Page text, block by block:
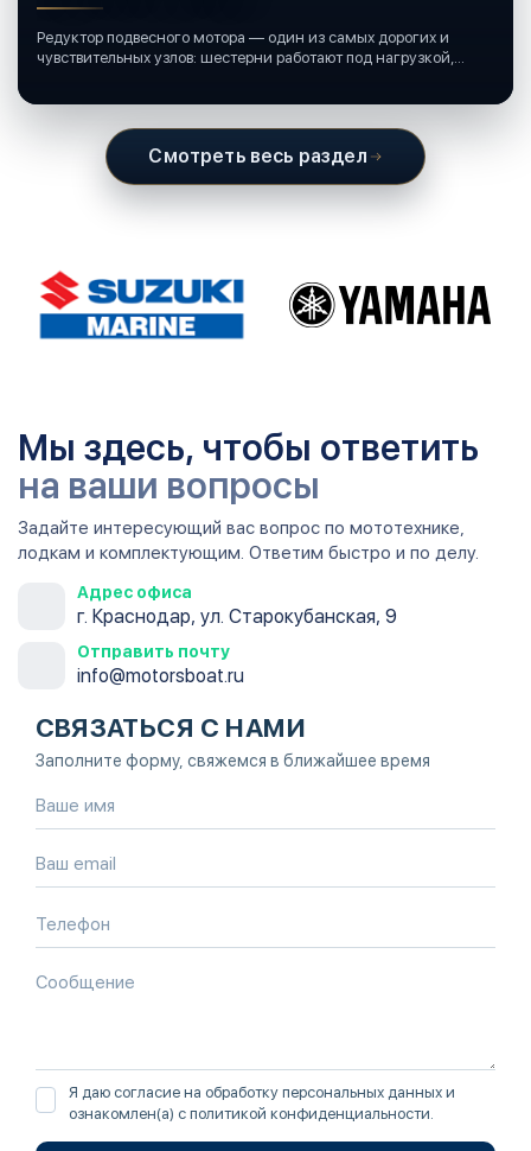
Редуктор подвесного мотора — один из самых дорогих и
чувствительных узлов: шестерни работают под нагрузкой,
Смотреть весь раздел
Мы здесь, чтобы ответить
на ваши вопросы
Задайте интересующий вас вопрос по мототехнике,
лодкам и комплектующим. Ответим быстро и по делу.
Адрес офиса
г. Краснодар, ул. Старокубанская, 9
Отправить почту
info@motorsboat.ru
СВЯЗАТЬСЯ С НАМИ
Заполните форму, свяжемся в ближайшее время
Я даю согласие на обработку персональных данных и
ознакомлен(а) с политикой конфиденциальности